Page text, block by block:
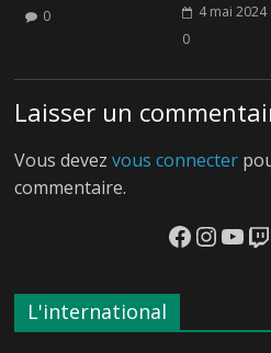
0
4 mai 2024
0
Laisser un
Vous devezvous connecter
commentaire.
L'international